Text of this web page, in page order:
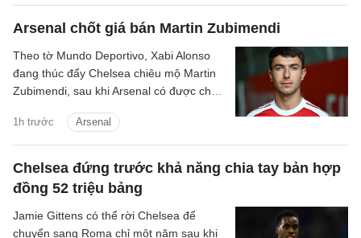
Arsenal chốt giá bán Martin Zubimendi
1h trước Arsenal
Theo tờ Mundo Deportivo, Xabi Alonso
đang thúc đẩy Chelsea chiêu mộ Martin
Zubimendi, sau khi Arsenal có được chữ
Chelsea đứng trước khả năng chia tay bản hợp
đồng 52 triệu bảng
Jamie Gittens có thể rời Chelsea để
chuyển sang Roma chỉ một năm sau khi